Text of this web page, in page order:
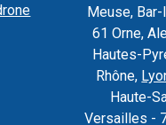
Meuse,
61 Orne,
Hautes-
Rhône,
Haute-
Versailles -